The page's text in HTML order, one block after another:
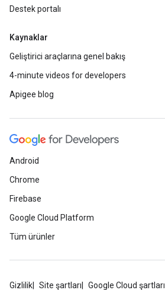
Destek portalı
Kaynaklar
Geliştirici araçlarına genel bakış
4-minute videos for developers
Apigee blog
Android
Chrome
Firebase
Google Cloud Platform
Tüm ürünler
Gizlilik Site şartları Google Cloud şartları